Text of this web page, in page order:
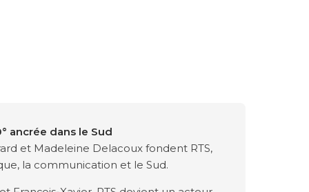
ancrée dans le Sud
et Madeleine Delacoux fondent RTS,
la communication et le Sud.